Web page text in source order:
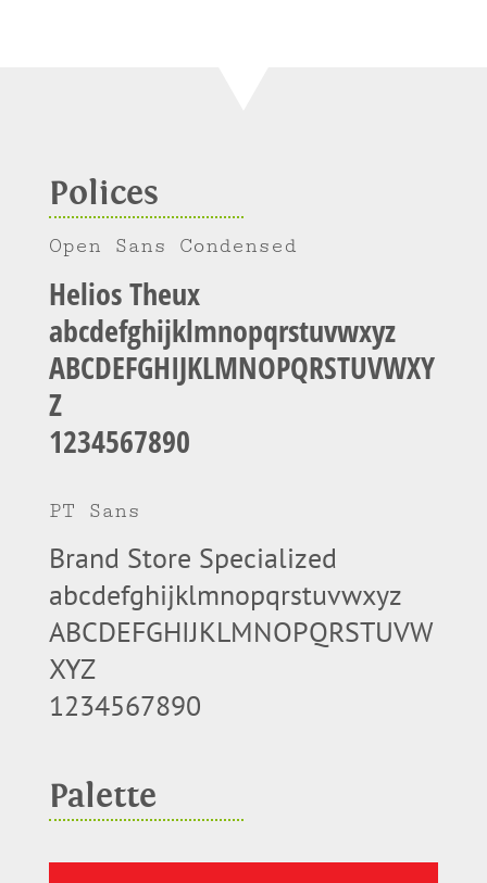
Polices
Open Sans Condensed
Helios Theux
abcdefghijklmnopqrstuvwxyz
ABCDEFGHIJKLMNOPQRSTUVWXY
Z
1234567890
PT Sans
Brand Store Specialized
abcdefghijklmnopqrstuvwxyz
ABCDEFGHIJKLMNOPQRSTUVW
XYZ
1234567890
Palette